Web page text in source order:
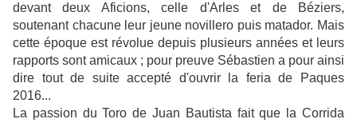
devant deux Aficions, celle d'Arles et de Béziers,
soutenant chacune leur jeune novillero puis matador. Mais
cette époque est révolue depuis plusieurs années et leurs
rapports sont amicaux ; pour preuve Sébastien a pour ainsi
dire tout de suite accepté d'ouvrir la feria de Paques
2016...
La passion du Toro de Juan Bautista fait que la Corrida